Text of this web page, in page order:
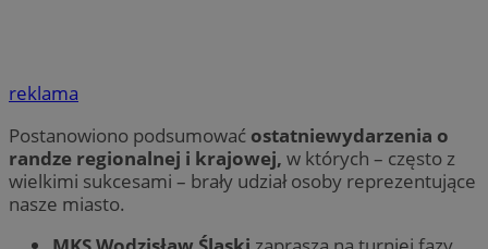
reklama
Postanowiono podsumować ostatniewydarzenia o
randze regionalnej i krajowej, w których – często z
wielkimi sukcesami – brały udział osoby reprezentujące
nasze miasto.